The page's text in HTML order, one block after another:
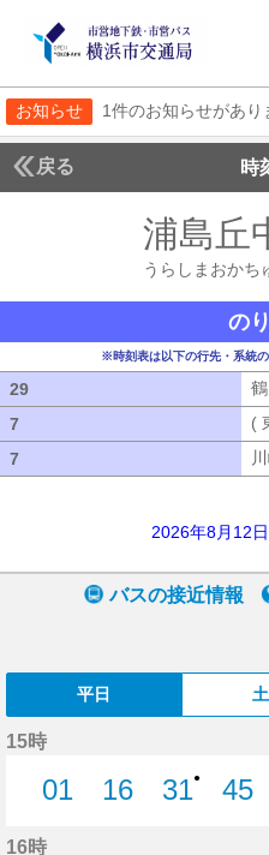
お知らせ 1件のお知らせがあり
戻る 時
浦島丘
うらしまおかち
の
※時刻表は以下の行先・系統
29
7
(
7
2026年8月12
バスの接近情報
平日
15時
01
16
31●
45
16時